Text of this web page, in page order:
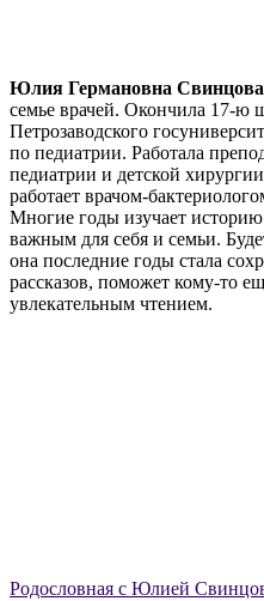
Юлия Германовна Свинцова
семье врачей. Окончила 17-ю
Петрозаводского
по педиатрии. Работала
педиатрии и детской
работает врачом-
Многие годы изучает историю
важным для себя и семьи.
она последние годы стала
рассказов, поможет кому-то
увлекательным чтением.
Родословная с Юлией